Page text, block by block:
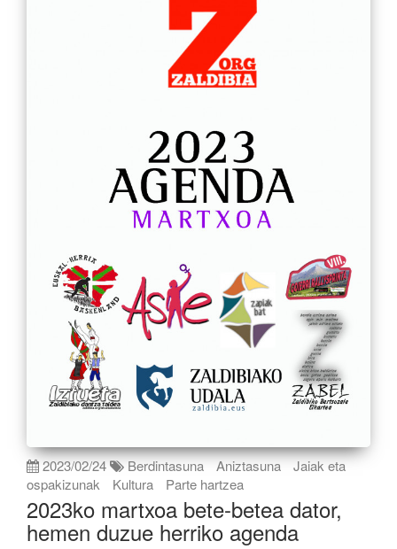
2023/02/24 Berdintasuna Aniztasuna
Jaiak eta
ospakizunak
Kultura Parte hartzea
2023ko martxoa bete-betea dator,
hemen duzue herriko agenda